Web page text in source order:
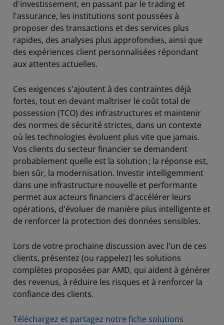
d'investissement, en passant par le trading et
l'assurance, les institutions sont poussées à
proposer des transactions et des services plus
rapides, des analyses plus approfondies, ainsi que
des expériences client personnalisées répondant
aux attentes actuelles.
Ces exigences s'ajoutent à des contraintes déjà
fortes, tout en devant maîtriser le coût total de
possession (TCO) des infrastructures et maintenir
des normes de sécurité strictes, dans un contexte
où les technologies évoluent plus vite que jamais.
Vos clients du secteur financier se demandent
probablement quelle est la solution ; la réponse est,
bien sûr, la modernisation. Investir intelligemment
dans une infrastructure nouvelle et performante
permet aux acteurs financiers d'accélérer leurs
opérations, d'évoluer de manière plus intelligente et
de renforcer la protection des données sensibles.
Lors de votre prochaine discussion avec l'un de ces
clients, présentez (ou rappelez) les solutions
complètes proposées par AMD, qui aident à générer
des revenus, à réduire les risques et à renforcer la
confiance des clients.
Téléchargez et partagez notre fiche solutions